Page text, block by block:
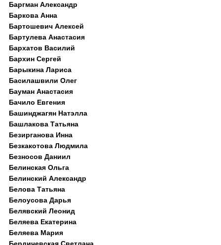
Баргман Александр
Баркова Анна
Бартошевич Алексей
Бартулева Анастасия
Бархатов Василий
Бархин Сергей
Барыкина Лариса
Басилашвили Олег
Бауман Анастасия
Бачило Евгения
Башинджагян Натэлла
Башлакова Татьяна
Безирганова Инна
Безкакотова Людмила
Безносов Даниил
Белинская Ольга
Белинский Александр
Белова Татьяна
Белоусова Дарья
Белявский Леонид
Беляева Екатерина
Беляева Мария